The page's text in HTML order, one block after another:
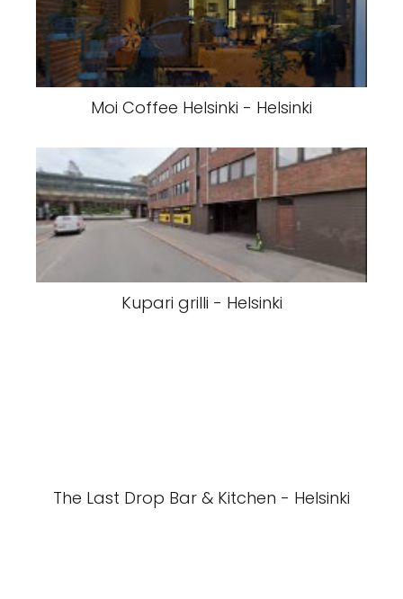
Moi Coffee Helsinki - Helsinki
Kupari grilli - Helsinki
The Last Drop Bar & Kitchen - Helsinki